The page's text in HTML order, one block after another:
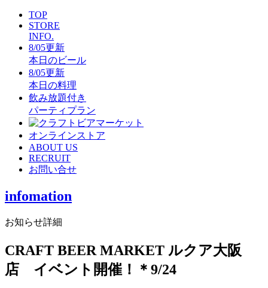
TOP
STORE
INFO.
8/05更新
本日のビール
8/05更新
本日の料理
飲み放題付き
パーティプラン
オンラインストア
ABOUT US
RECRUIT
お問い合せ
infomation
お知らせ詳細
CRAFT BEER MARKET ルクア大阪
店 イベント開催！＊9/24